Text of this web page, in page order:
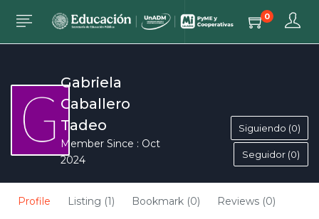
0
Gabriela
Caballero
Tadeo
Member Since : Oct
2024
Siguiendo (0)
Seguidor (0)
Profile Listing (1) Bookmark (0) Reviews (0)